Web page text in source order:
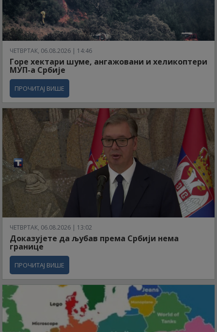
ЧЕТВРТАК, 06.08.2026 | 14:46
Горе хектари шуме, ангажовани и хеликоптери
МУП-а Србије
ПРОЧИТАЈ ВИШЕ
ЧЕТВРТАК, 06.08.2026 | 13:02
Доказујете да љубав према Србији нема
границе
ПРОЧИТАЈ ВИШЕ